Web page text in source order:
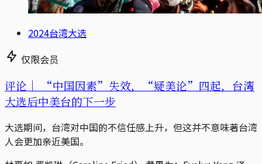
2024台湾大选
仅限会员
评论｜
“中国因素”失效，“疑美论”四起，台湾
大选后中美台的下一步
大选期间，台湾对中国的不信任感上升，但这并不意味著台湾
人会更加亲近美国。